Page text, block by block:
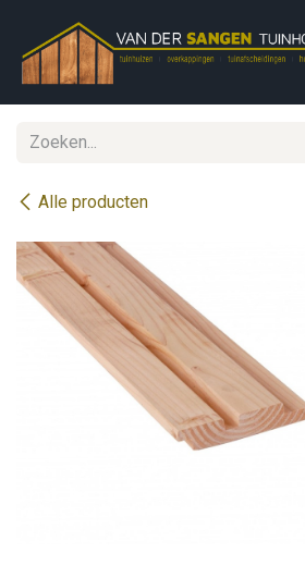
Alle producten